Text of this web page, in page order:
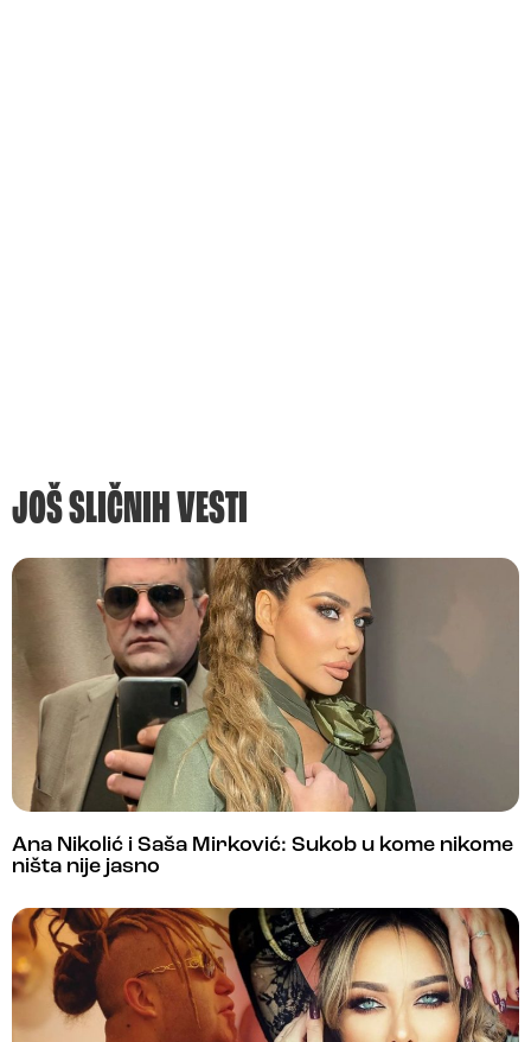
JOŠ SLIČNIH VESTI
Ana Nikolić i Saša Mirković: Sukob u kome nikome
ništa nije jasno